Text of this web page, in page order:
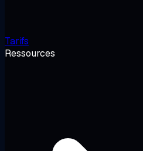
Tarifs
Ressources